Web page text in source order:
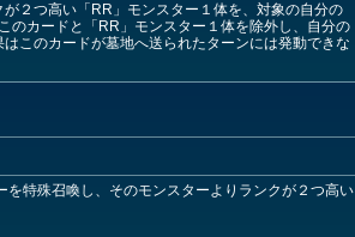
２つ高い「RR」モンスター１体を、対象の自分の
のカードと「RR」モンスター１体を除外し、自分の
このカードが墓地へ送られたターンには発動できな
特殊召喚し、そのモンスターよりランクが２つ高い